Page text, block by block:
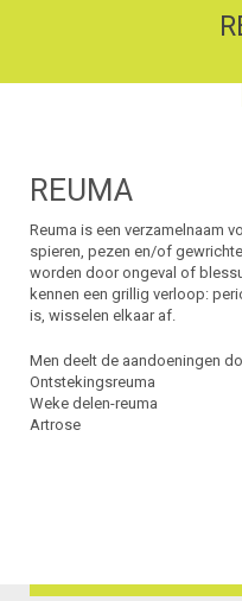
REUMA
Reuma is een verzamelnaam
spieren, pezen en/of
worden door ongeval of
kennen een grillig verloop:
is, wisselen elkaar af.
Men deelt de aandoeningen
Ontstekingsreuma
Weke delen-reuma
Artrose